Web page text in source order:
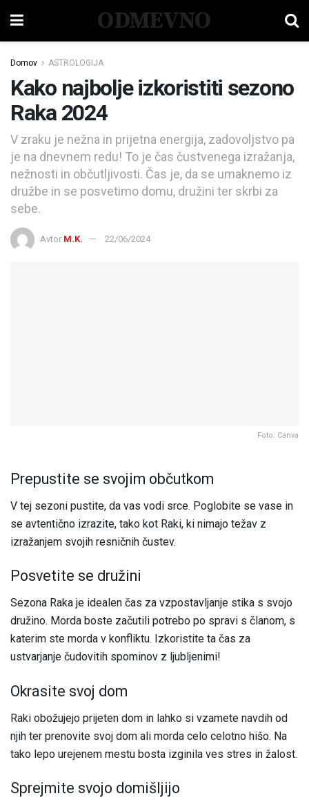
ODMEVNO
Domov ASTROLOGIJA
Kako najbolje izkoristiti sezono
Raka 2024
V zraku je nežna in prijetna energija, zadovoljstvo pa
je na dnevnem redu! To je čas čustvenega izražanja,
nežnosti in občutljivosti. Čas je, da se umaknemo iz
družbe in se posvetimo domu, družini ter skrbi za
sebe.
Avtor M.K. 22/06/2024
Foto: Canva
Prepustite se svojim občutkom
V tej sezoni pustite, da vas vodi srce. Poglobite se vase in
se avtentično izrazite, tako kot Raki, ki nimajo težav z
izražanjem svojih resničnih čustev.
Posvetite se družini
Sezona Raka je idealen čas za vzpostavljanje stika s svojo
družino. Morda boste začutili potrebo po spravi s članom, s
katerim ste morda v konfliktu. Izkoristite ta čas za
ustvarjanje čudovitih spominov z ljubljenimi!
Okrasite svoj dom
Raki obožujejo prijeten dom in lahko si vzamete navdih od
njih ter prenovite svoj dom ali morda celo celotno hišo. Na
tako lepo urejenem mestu bosta izginila ves stres in žalost.
Sprejmite svojo domišljijo